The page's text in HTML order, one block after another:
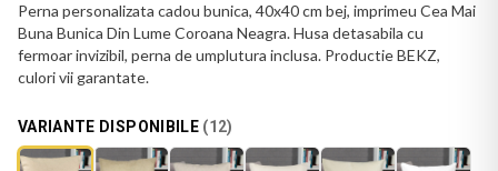
Perna personalizata cadou bunica, 40x40 cm bej, imprimeu Cea Mai
Buna Bunica Din Lume Coroana Neagra. Husa detasabila cu
fermoar invizibil, perna de umplutura inclusa. Productie BEKZ,
culori vii garantate.
VARIANTE DISPONIBILE (12)